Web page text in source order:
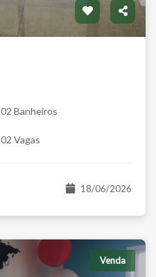
02 Banheiros
02 Vagas
18/06/2026
Venda